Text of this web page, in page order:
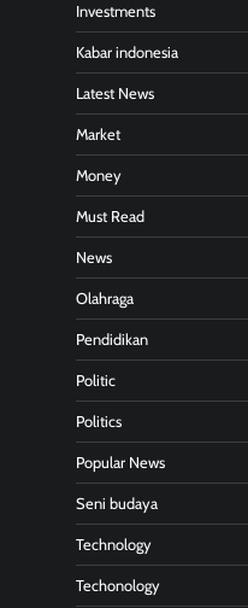
Investments
Kabar indonesia
Latest News
Market
Money
Must Read
News
Olahraga
Pendidikan
Politic
Politics
Popular News
Seni budaya
Technology
Techonology